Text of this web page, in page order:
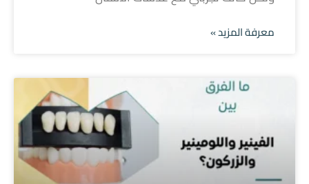
معرفة المزيد »